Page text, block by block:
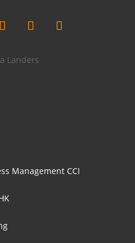
Management CCI